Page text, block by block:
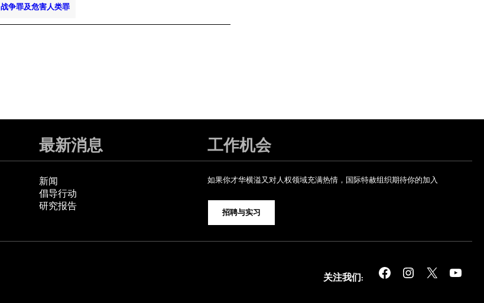
战争罪及危害人类罪
最新消息
新闻
倡导行动
研究报告
工作机会
如果你才华横溢又对人权领域充满热情，国际特赦组织期待你的加入
招聘与实习
关注我们: Facebook Instagram X YouTube